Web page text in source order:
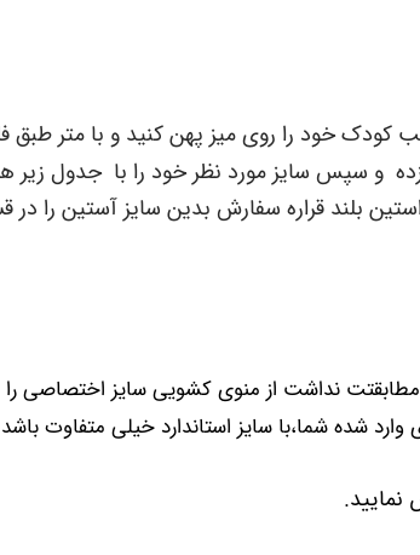
کودک خود را روی میز پهن کنید و با متر طبق
زده و سپس سایز مورد نظر خود را با جدول زیر
بلند قرارهسفارش بدین سایز آستین را
نداشت از منوی کشویی سایز اختصاصی
شده شما،با سایز استاندارد خیلی متفاوت